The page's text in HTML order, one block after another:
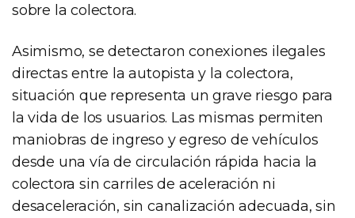
sobre la colectora.
Asimismo, se detectaron conexiones ilegales
directas entre la autopista y la colectora,
situación que representa un grave riesgo para
la vida de los usuarios. Las mismas permiten
maniobras de ingreso y egreso de vehículos
desde una vía de circulación rápida hacia la
colectora sin carriles de aceleración ni
desaceleración, sin canalización adecuada, sin